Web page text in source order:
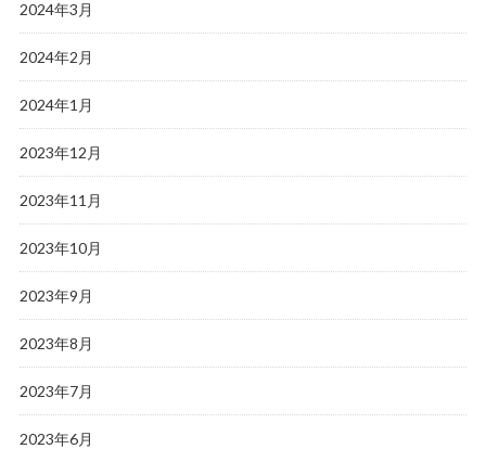
2024年3月
2024年2月
2024年1月
2023年12月
2023年11月
2023年10月
2023年9月
2023年8月
2023年7月
2023年6月